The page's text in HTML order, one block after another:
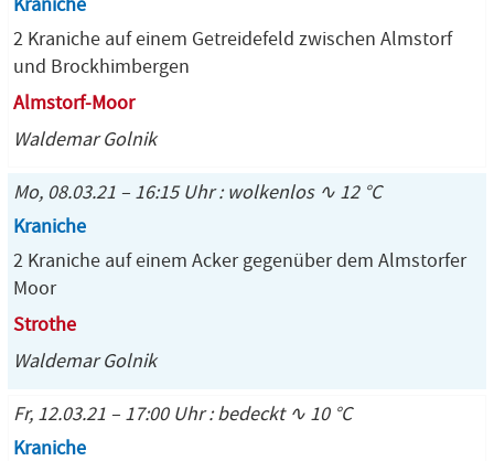
Kraniche
2 Kraniche auf einem Getreidefeld zwischen Almstorf
und Brockhimbergen
Almstorf-Moor
Waldemar Golnik
Mo, 08.03.21 – 16:15 Uhr : wolkenlos ∿ 12 °C
Kraniche
2 Kraniche auf einem Acker gegenüber dem Almstorfer
Moor
Strothe
Waldemar Golnik
Fr, 12.03.21 – 17:00 Uhr : bedeckt ∿ 10 °C
Kraniche